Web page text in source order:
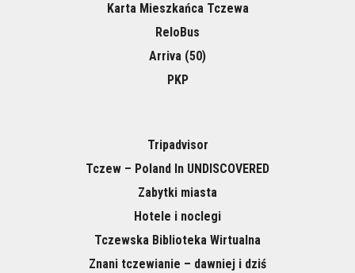
Karta Mieszkańca Tczewa
ReloBus
Arriva (50)
PKP
Tripadvisor
Tczew – Poland In UNDISCOVERED
Zabytki miasta
Hotele i noclegi
Tczewska Biblioteka Wirtualna
Znani tczewianie – dawniej i dziś